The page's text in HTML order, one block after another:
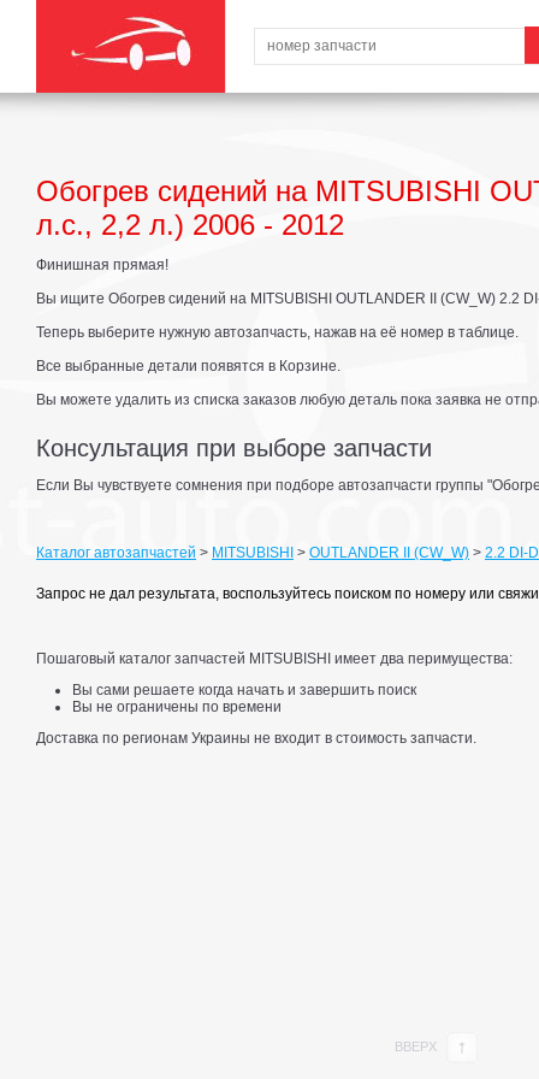
Обогрев сидений на MITSUBISHI
л.с., 2,2 л.) 2006 - 2012
Финишная прямая!
Вы ищите Обогрев сидений на MITSUBISHI OUTLANDER II (CW_W) 2.2
Теперь выберите нужную автозапчасть, нажав на её номер в таблице.
Все выбранные детали появятся в Корзине.
Вы можете удалить из списка заказов любую деталь пока заявка не
Консультация при выборе запчасти
Если Вы чувствуете сомнения при подборе автозапчасти группы
Каталог автозапчастей > MITSUBISHI > OUTLANDER II (CW_W) > 2.2 DI-
Запрос не дал результата, воспользуйтесь поиском по номеру или
Пошаговый каталог запчастей MITSUBISHI имеет два перимущества:
Вы сами решаете когда начать и завершить поиск
Вы не ограничены по времени
Доставка по регионам Украины не входит в стоимость запчасти.
ВВЕРХ